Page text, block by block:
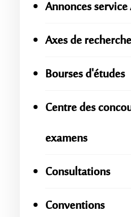
Annonces
Axes de recherche
Bourses d'études
Centre des
examens
Consultations
Conventions